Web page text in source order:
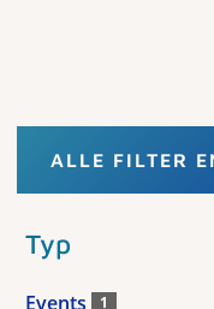
ALLE FILTER
Typ
Events 1